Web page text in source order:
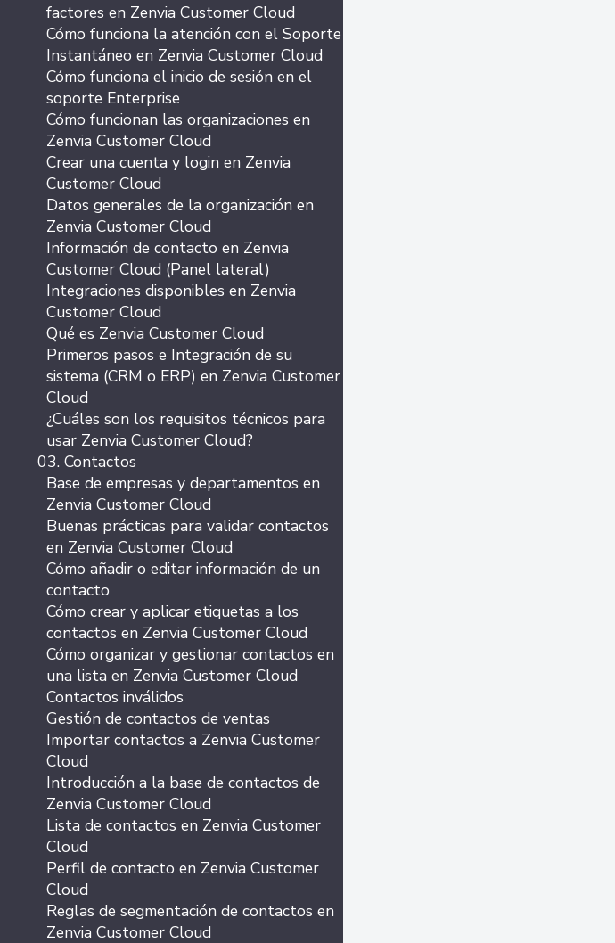
factores en Zenvia Customer Cloud
Cómo funciona la atención con el Soporte
Instantáneo en Zenvia Customer Cloud
Cómo funciona el inicio de sesión en el
soporte Enterprise
Cómo funcionan las organizaciones en
Zenvia Customer Cloud
Crear una cuenta y login en Zenvia
Customer Cloud
Datos generales de la organización en
Zenvia Customer Cloud
Información de contacto en Zenvia
Customer Cloud (Panel lateral)
Integraciones disponibles en Zenvia
Customer Cloud
Qué es Zenvia Customer Cloud
Primeros pasos e Integración de su
sistema (CRM o ERP) en Zenvia Customer
Cloud
¿Cuáles son los requisitos técnicos para
usar Zenvia Customer Cloud?
03. Contactos
Base de empresas y departamentos en
Zenvia Customer Cloud
Buenas prácticas para validar contactos
en Zenvia Customer Cloud
Cómo añadir o editar información de un
contacto
Cómo crear y aplicar etiquetas a los
contactos en Zenvia Customer Cloud
Cómo organizar y gestionar contactos en
una lista en Zenvia Customer Cloud
Contactos inválidos
Gestión de contactos de ventas
Importar contactos a Zenvia Customer
Cloud
Introducción a la base de contactos de
Zenvia Customer Cloud
Lista de contactos en Zenvia Customer
Cloud
Perfil de contacto en Zenvia Customer
Cloud
Reglas de segmentación de contactos en
Zenvia Customer Cloud